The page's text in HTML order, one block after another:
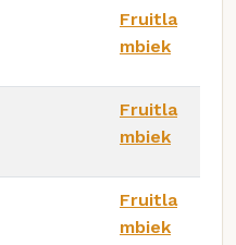
Fruitla
mbiek
Fruitla
mbiek
Fruitla
mbiek